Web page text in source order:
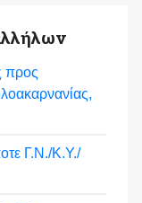
προς
Γ.Ν./Κ.Υ./